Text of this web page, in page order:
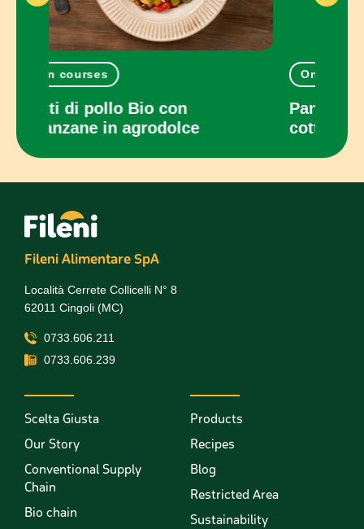
One-dish meals
Pancake salati con prosciutto
cotto e scamorza
Fileni Alimentare SpA
Località Cerrete Collicelli N° 8
62011 Cingoli (MC)
0733.606.211
0733.606.239
Scelta Giusta
Our Story
Conventional Supply
Chain
Bio chain
Products
Recipes
Blog
Restricted Area
Sustainability